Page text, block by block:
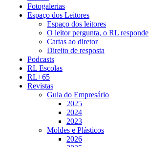
Fotogalerias
Espaço dos Leitores
Espaço dos leitores
O leitor pergunta, o RL responde
Cartas ao diretor
Direito de resposta
Podcasts
RL Escolas
RL+65
Revistas
Guia do Empresário
2025
2024
2023
Moldes e Plásticos
2026